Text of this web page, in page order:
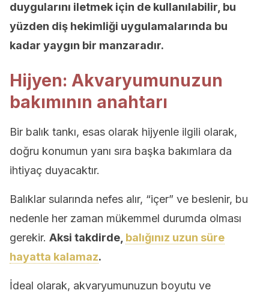
duygularını iletmek için de kullanılabilir, bu
yüzden diş hekimliği uygulamalarında bu
kadar yaygın bir manzaradır.
Hijyen: Akvaryumunuzun
bakımının anahtarı
Bir balık tankı, esas olarak hijyenle ilgili olarak,
doğru konumun yanı sıra başka bakımlara da
ihtiyaç duyacaktır.
Balıklar sularında nefes alır, “içer” ve beslenir, bu
nedenle her zaman mükemmel durumda olması
gerekir. Aksi takdirde, balığınız uzun süre
hayatta kalamaz.
İdeal olarak, akvaryumunuzun boyutu ve